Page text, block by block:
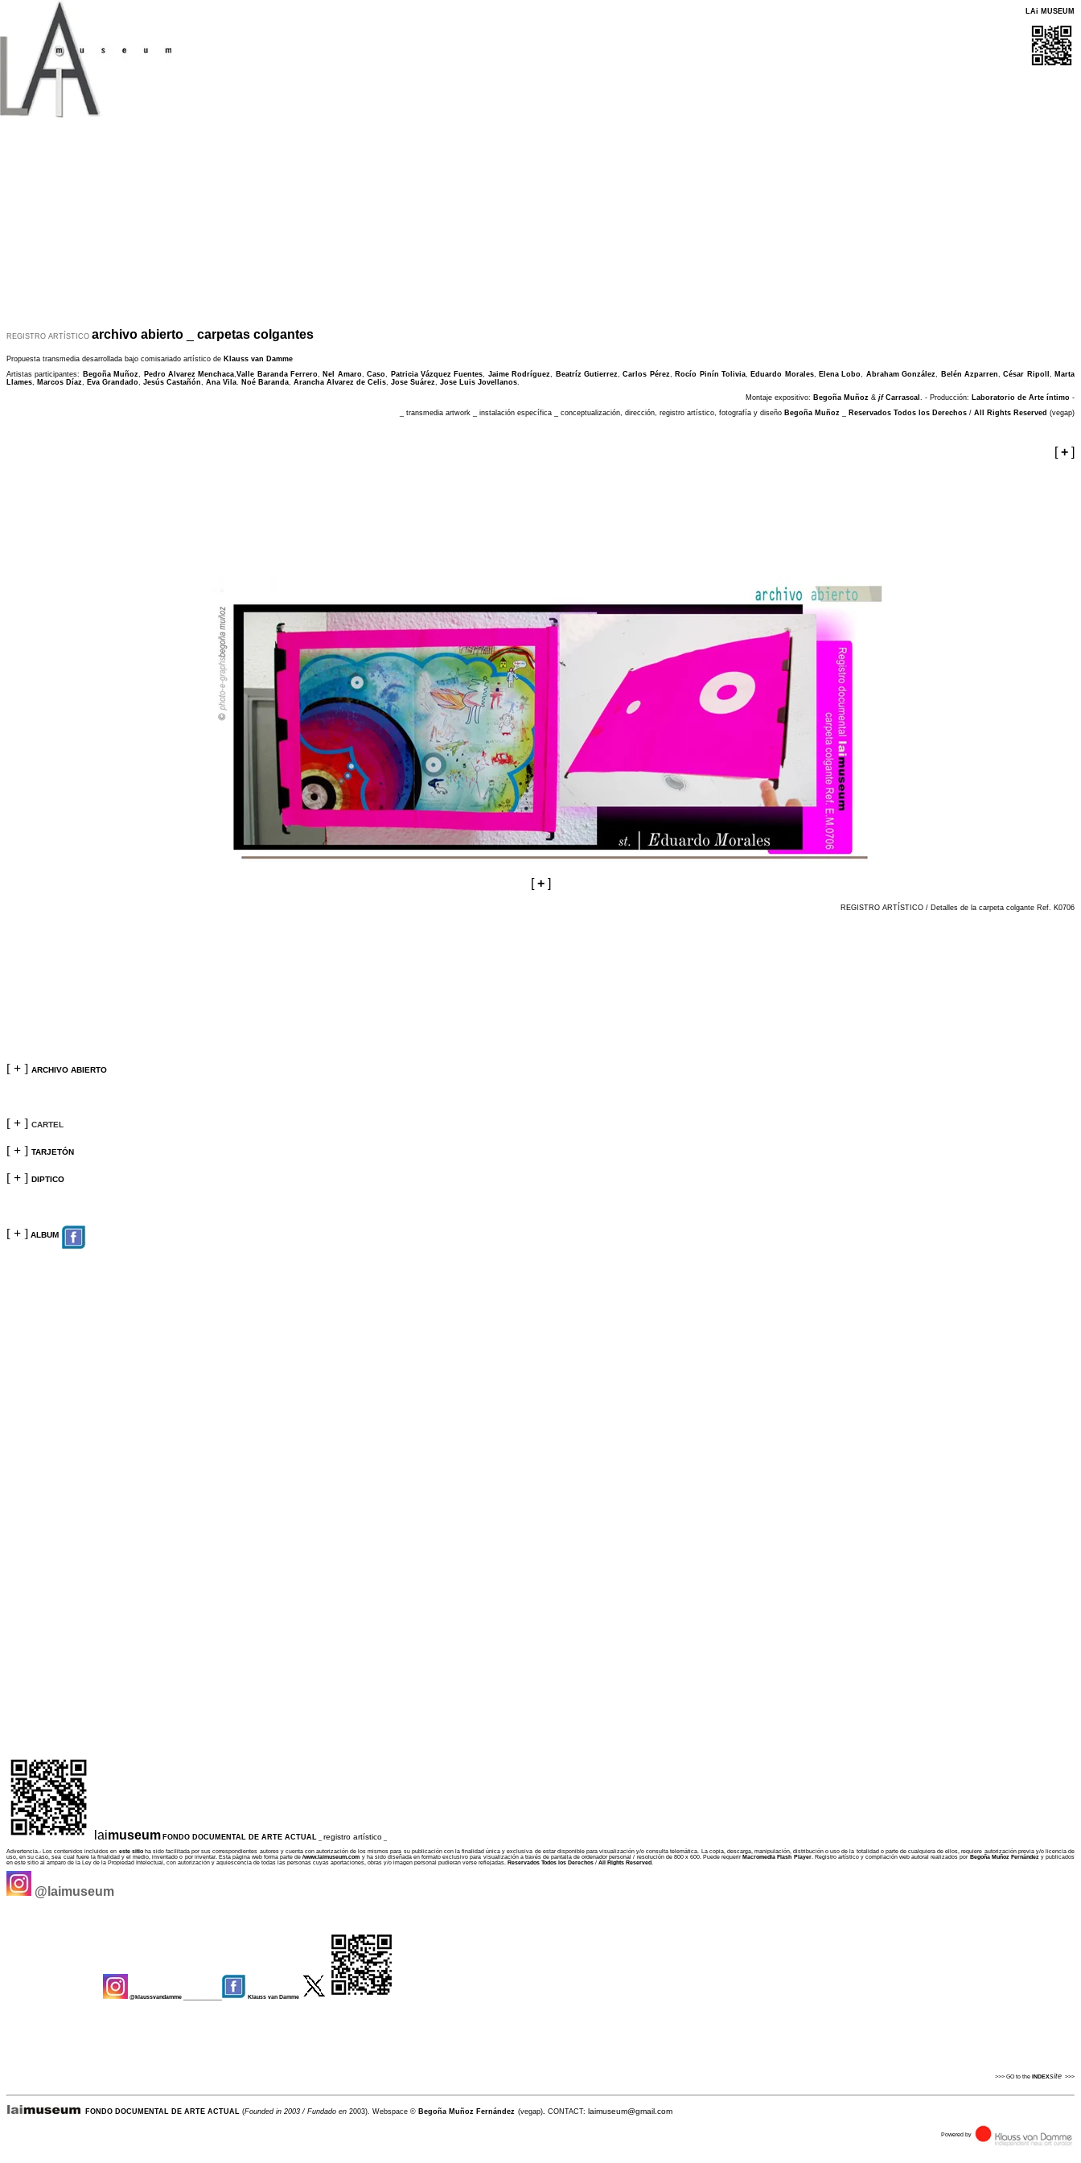
LAi MUSEUM
REGISTRO ARTÍSTICO archivo abierto carpetas colgantes
Propuesta transmedia desarrollada bajo comisariado artístico de Klauss van Damme
Artistas participantes:
Begoña Muñoz, Pedro Alvarez Menchaca,Valle Baranda Ferrero, Nel Amaro,Caso, Patricia Vázquez Fuentes, Jaime Rodríguez, Beatríz Gutierrez,Carlos Pérez, Rocío Pinín Tolivia, Eduardo Morales, Elena Lobo, Abraham González, Belén Azparren,César Ripoll , Marta
Llames, Marcos Díaz, Eva Grandado, Jesús Castañón, Ana Vila. Noé Baranda, Arancha Alvarez de Celis, Jose Suárez, Jose Luis Jovellanos.
Montaje expositivo: Begoña Muñoz & jfCarrascal . - Producción: Laboratorio de Arte íntimo -
_ transmedia artwork _ instalación específica _ conceptualización, dirección, registro artístico, fotografía y diseño Begoña Muñoz Reservados Todos los Derechos / All Rights Reserved (vegap)
[+ ]
[+]
REGISTRO ARTÍSTICO / Detalles de la carpeta colgante Ref. K0706
[ + ] ARCHIVO ABIERTO
[ + ] CARTEL
[ + ] TARJETÓN
[ + ] DIPTICO
[ + ] ALBUM
laimuseum FONDO DOCUMENTAL DE ARTE ACTUAL registro artístico
Advertencia.- Los contenidos incluidos en este sitioha sido facilitada por sus correspondientes autores y cuenta con autorización de los mismos para su publicación con la finalidad única y exclusiva de estar disponible para visualización y/o consulta telemática. La copia, descarga, manipulación, distribución o uso de la totalidad o parte de cualquiera de ellos, requiere autorización previa y/o licencia de
uso, en su caso, sea cual fuere la finalidad y el medio, inventado o por inventar. Esta página web forma parte de/www.laimuseum.com y ha sido diseñada en formato exclusivo para visualización a través de pantalla de ordenador personal / resolución de 800 x 600. Puede requerir Macromedia Flash Player. Registro artístico y compilación web autoral realizados por Begoña Muñoz Fernández y publicados
en este sitio al amparo de la Ley de la Propiedad Intelectual, con autorización y aquiescencia de todas las personas cuyas aportaciones, obras y/o imagen personal pudieran verse reflejadas.
Reservados Todos los Derechos / All Rights Reserved
@laimuseum
@klaussvandamme Klauss van Damme
>>> GO to the INDEXsite >>>
FONDO DOCUMENTAL DE ARTE ACTUAL (Founded in 2003 / Fundado en 2003). Webspace © Begoña Muñoz Fernández (vegap). CONTACT: laimuseum@gmail.com
Powered by